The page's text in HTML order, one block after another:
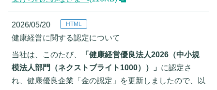
2026/05/20
健康経営に関する認定について
当社は、このたび、
「健康経営優良法人2026（中小規
模法人部門（ネクストブライト1000））」 に認定さ
れ、健康優良企業「金の認定」を更新しましたので、以